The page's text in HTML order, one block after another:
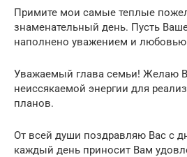
Примите мои самые теплые
знаменательный день. Пусть
наполнено уважением и любовью
Уважаемый глава семьи! Желаю
неиссякаемой энергии для
планов.
От всей души поздравляю Вас с
каждый день приносит Вам